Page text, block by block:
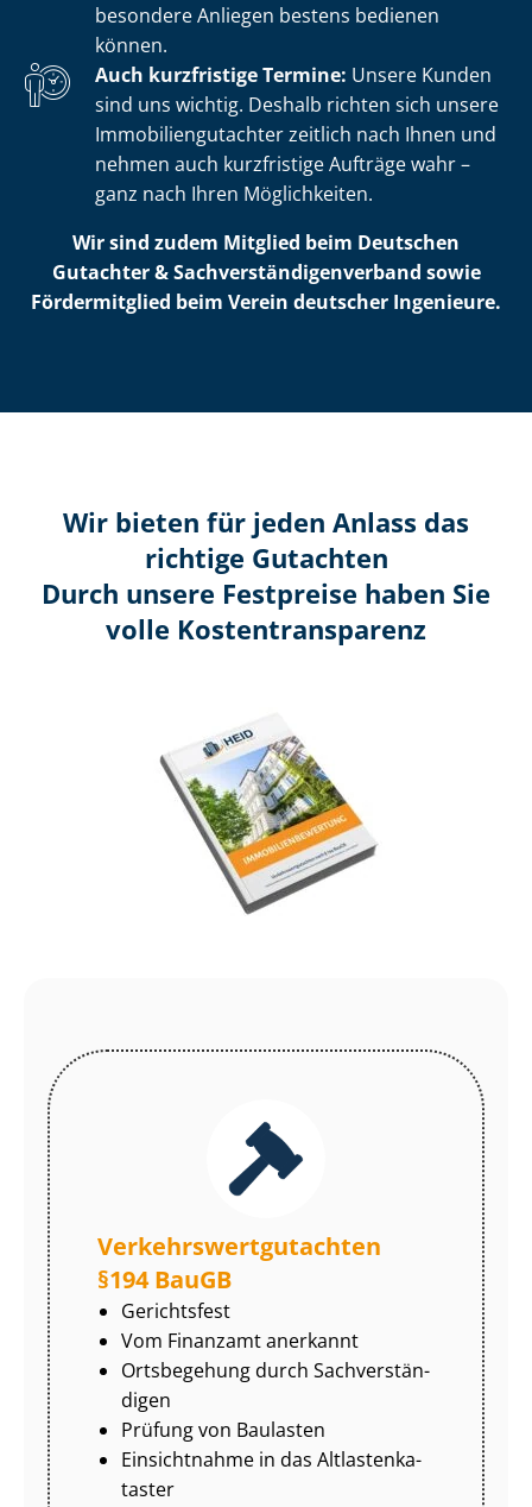
besondere Anliegen bestens bedienen
können.
Auch kurzfristige Termine: Unsere Kunden
sind uns wichtig. Deshalb richten sich unsere
Im­mo­bi­li­en­gut­ach­ter zeitlich nach Ihnen und
nehmen auch kurzfristige Aufträge wahr –
ganz nach Ihren Möglichkeiten.
Wir sind zudem Mitglied beim Deutschen
Gutachter & Sach­ver­stän­di­gen­ver­band sowie
Fördermitglied beim Verein deutscher Ingenieure.
Wir bieten für jeden Anlass das
richtige Gutachten
Durch unsere Festpreise haben Sie
volle Kosten­transparenz
Ver­kehrs­wert­gut­ach­ten
§194 BauGB
Gerichtsfest
Vom Finanzamt anerkannt
Ortsbegehung durch Sach­ver­stän­
di­gen
Prüfung von Baulasten
Einsichtnahme in das Alt­las­ten­ka­
tas­ter